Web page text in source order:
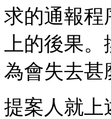
求的通報程
上的後果
為會失去甚
提案人就上